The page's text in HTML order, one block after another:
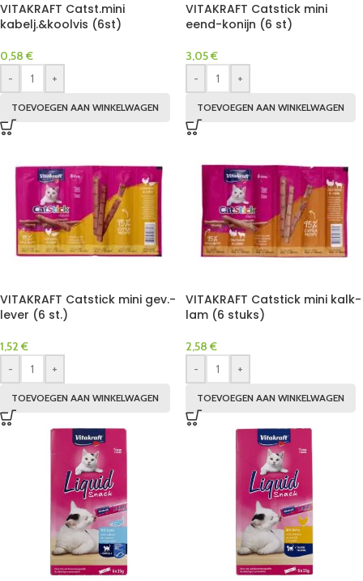
VITAKRAFT Catst.mini
kabelj.&koolvis (6st)
0,58 €
-
+
TOEVOEGEN AAN WINKELWAGEN
VITAKRAFT Catstick mini
eend-konijn (6 st)
3,05€
-
+
TOEVOEGEN AAN WINKELWAGEN
VITAKRAFT Catstick mini gev.-
lever (6 st.)
1,52 €
-
+
TOEVOEGEN AAN WINKELWAGEN
VITAKRAFT Catstick mini kalk-
lam (6 stuks)
2,58 €
-
+
TOEVOEGEN AAN WINKELWAGEN